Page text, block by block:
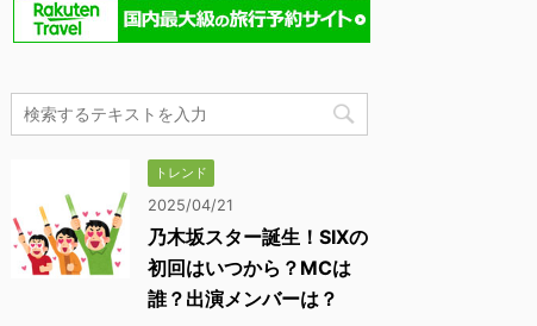
トレンド
2025/04/21
乃木坂スター誕生！SIXの
初回はいつから？MCは
誰？出演メンバーは？